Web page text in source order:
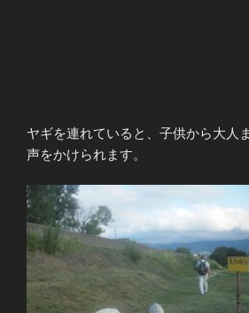
ヤギを連れていると、子供から大人
声をかけられます。